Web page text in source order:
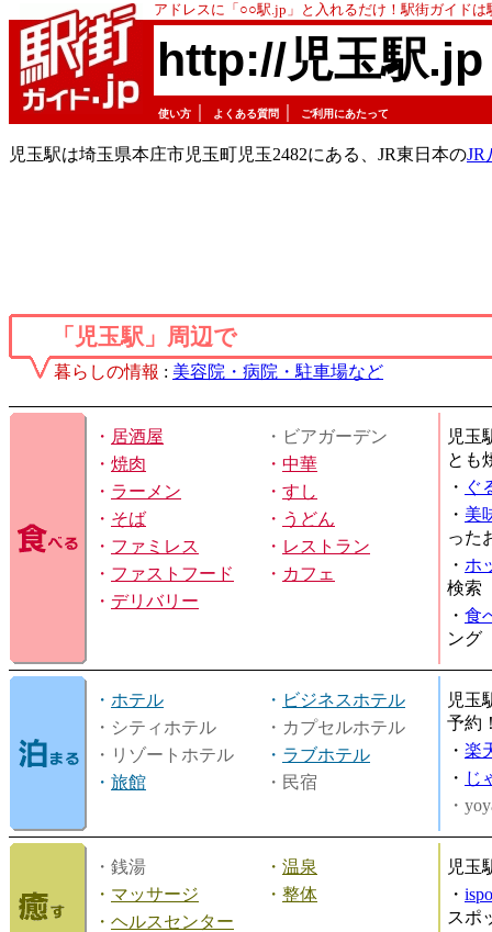
アドレスに「○○駅.jp」と入れるだけ！駅街ガイド
http://児玉駅.jp
使い方 よくある質問 ご利用にあたって
児玉駅は埼玉県本庄市児玉町児玉2482にある、JR東日本のJR
「児玉駅」周辺で
暮らしの情報 : 美容院・病院・駐車場など
・ 居酒屋
・ビアガーデン
・ 焼肉 ・ 中華
・ ラーメン ・ すし
・ そば ・ うどん
・ ファミレス ・ レストラン
・ ファストフード ・ カフェ
・ デリバリー
児玉
とも
・ ぐ
・ 美
った
・ ホ
検索
・ 食
ング
・ ホテル ・ ビジネスホテル
・シティホテル
・カプセルホテル
・リゾートホテル
・ ラブホテル
・ 旅館 ・民宿
児玉
予約
・ 楽
・ じ
・
・銭湯 ・ 温泉
・ マッサージ ・ 整体
・ ヘルスセンター
児玉
・
スポ